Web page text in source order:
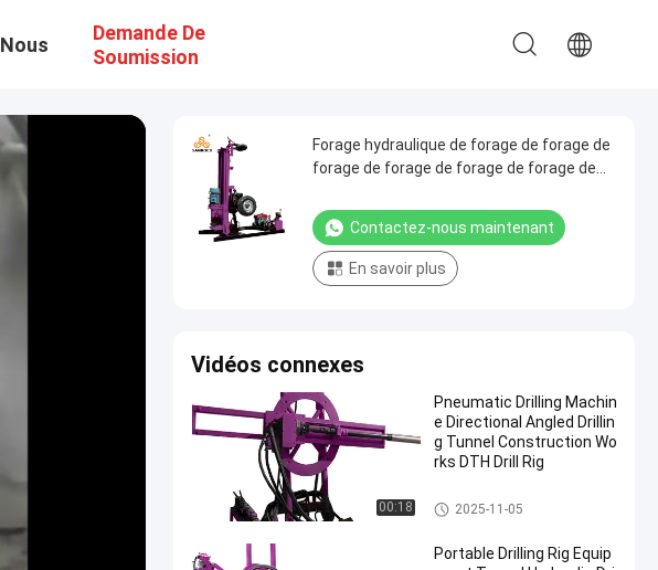
Demande De
Soumission
Forage hydraulique de forage de forage de
forage de forage de forage de forage de
forage de forage de forage de forage de
forage de forage de forage de forage de
forage de forage de forage de forage de
forage de forage de forage de forage
Contactez-nous maintenant
En savoir plus
Vidéos connexes
00:18
Pneumatic Drilling Machin
e Directional Angled Drillin
g Tunnel Construction Wo
rks DTH Drill Rig
Forage à l'aide d'un seau
2025-11-05
Portable Drilling Rig Equip